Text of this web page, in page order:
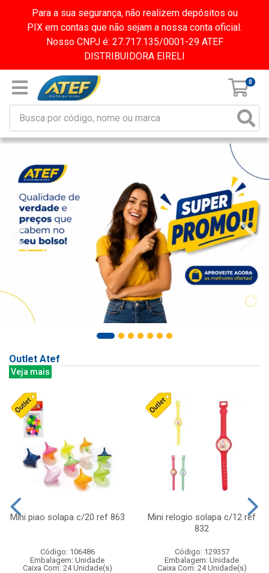
Para a sua segurança, não realizem depósitos ou
PIX em contas que não sejam a nossa conta oficial.
Nosso CNPJ é: 27.717.135/0001-29 ATEF
DISTRIBUIDORA EIRELI
0
Outlet Atef
Veja mais
Mini piao solapa c/20 ref 863
Código: 106486
Embalagem: Unidade
Caixa Com: 24 Unidade(s)
Mini relogio solapa c/12 ref
832
Código: 129357
Embalagem: Unidade
Caixa Com: 24 Unidade(s)